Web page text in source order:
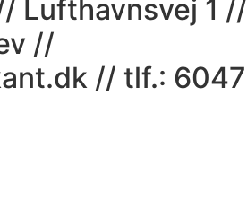
Lufthavnsvej 1 //
//
// tlf.: 6047